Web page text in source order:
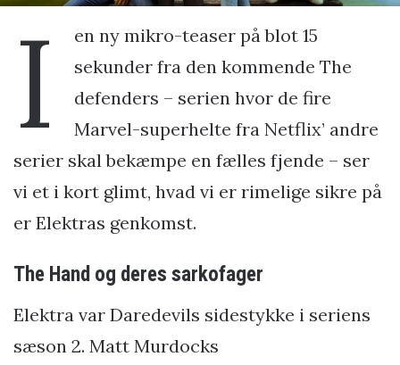
I
en ny mikro-teaser på blot 15
sekunder fra den kommende The
defenders – serien hvor de fire
Marvel-superhelte fra Netflix’ andre
serier skal bekæmpe en fælles fjende – ser
vi et i kort glimt, hvad vi er rimelige sikre på
er Elektras genkomst.
The Hand og deres sarkofager
Elektra var Daredevils sidestykke i seriens
sæson 2. Matt Murdocks